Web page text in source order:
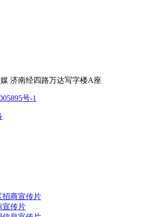
济南经四路万达写字楼A座
号-1